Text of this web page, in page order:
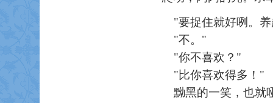
"要捉住就好咧。养
"不。"
"你不喜欢？"
"比你喜欢得多！"
黝黑的一笑，也就